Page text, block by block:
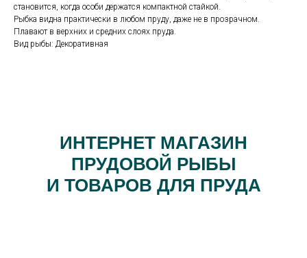
становится, когда особи держатся компактной стайкой.
Рыбка видна практически в любом пруду, даже не в прозрачном.
Плавают в верхних и средних слоях пруда.
Вид рыбы: Декоративная
ИНТЕРНЕТ МАГАЗИН
ПРУДОВОЙ РЫБЫ
И ТОВАРОВ ДЛЯ ПРУДА